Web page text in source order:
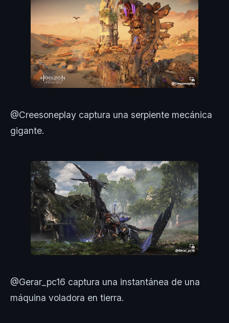
@Creesoneplay captura una serpiente mecánica
gigante.
@Gerar_pc16 captura una instantánea de una
máquina voladora en tierra.